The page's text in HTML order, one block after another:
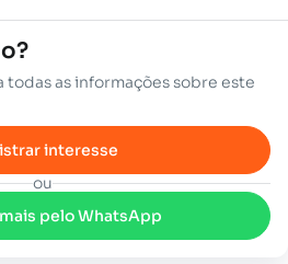
todas as informações sobre este
interesse
ou
pelo WhatsApp